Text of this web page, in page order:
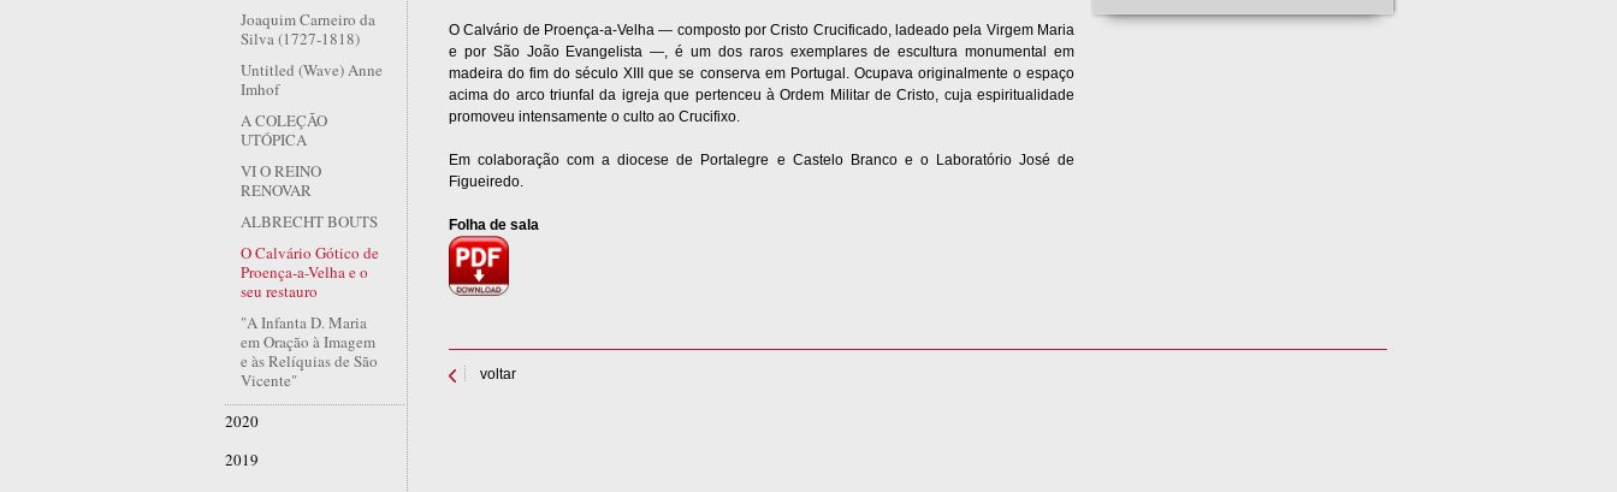
O Calvário de Proença-a-Velha — composto por Cristo Crucificado, ladeado pela Virgem Maria
e por São João Evangelista —, é um dos raros exemplares de escultura monumental em
madeira do fim do século XIII que se conserva em Portugal. Ocupava originalmente o espaço
acima do arco triunfal da igreja que pertenceu à Ordem Militar de Cristo, cuja espiritualidade
promoveu intensamente o culto ao Crucifixo.
Em colaboração com a diocese de Portalegre e Castelo Branco e o Laboratório José de
Figueiredo.
Folha de sala
voltar
Joaquim Carneiro da
Silva (1727-1818)
Untitled (Wave) Anne
Imhof
A COLEÇÃO
UTÓPICA
VI O REINO
RENOVAR
ALBRECHT BOUTS
O Calvário Gótico de
Proença-a-Velha e o
seu restauro
"A Infanta D. Maria
em Oração à Imagem
e às Relíquias de São
Vicente"
2020
2019